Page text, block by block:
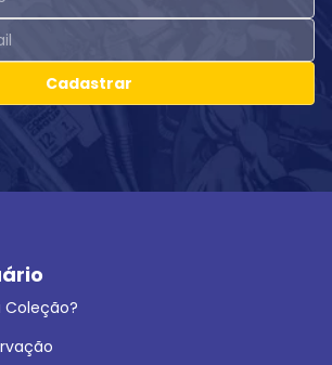
Cadastrar
Coleção?